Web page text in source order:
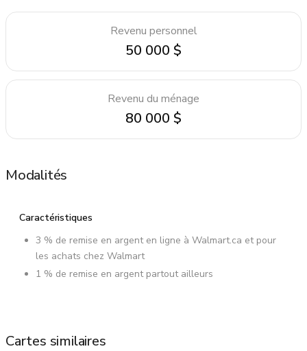
Revenu personnel
50 000 $
Revenu du ménage
80 000 $
Modalités
Caractéristiques
3 % de remise en argent en ligne à Walmart.ca et pour
les achats chez Walmart
1 % de remise en argent partout ailleurs
Cartes similaires